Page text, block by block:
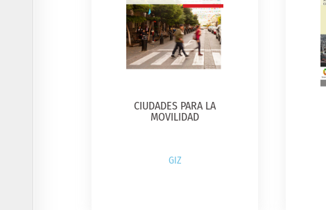
CIUDADES PARA LA
MOVILIDAD
GIZ